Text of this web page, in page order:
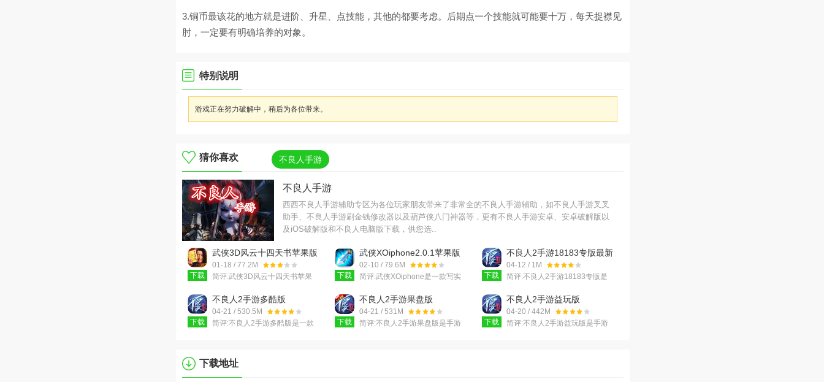
3.铜币最该花的地方就是进阶、升星、点技能，其他的都要考虑。后期点一个技能就可能要十万，每天捉襟见
肘，一定要有明确培养的对象。
特别说明
游戏正在努力破解中，稍后为各位带来。
猜你喜欢 不良人手游
不良人手游
西西不良人手游辅助专区为各位玩家朋友带来了非常全的不良人手游辅助，如不良人手游叉叉
助手、不良人手游刷金钱修改器以及葫芦侠八门神器等，更有不良人手游安卓、安卓破解版以
及iOS破解版和不良人电脑版下载，供您选..
下载
武侠3D风云十四天书苹果版
V1.0.0
01-18 / 77.2M
简评:武侠3D风云十四天书苹果
款新游戏，游戏以金庸麾下十四
部武侠小说为题材，剧情
下载
武侠XOiphone2.0.1苹果版
02-10 / 79.6M
简评:武侠XOiphone是一款写实
小编在这里带来的是苹果手机的
版本，游戏采用了实时语音
下载
不良人2手游18183专版最新
版
04-12 / 1M
简评:不良人2手游18183专版是
的游戏礼包免费领取客户端软
件，软件为喜欢玩这款游戏的
下载
不良人2手游多酷版
v9.0.77611 安卓版
04-21 / 530.5M
简评:不良人2手游多酷版是一款
下载
不良人2手游果盘版
v9.0.77611 安卓版
04-21 / 531M
简评:不良人2手游果盘版是手游
下载
不良人2手游益玩版
v9.0.77611安卓版
04-20 / 442M
简评:不良人2手游益玩版是手游
下载地址